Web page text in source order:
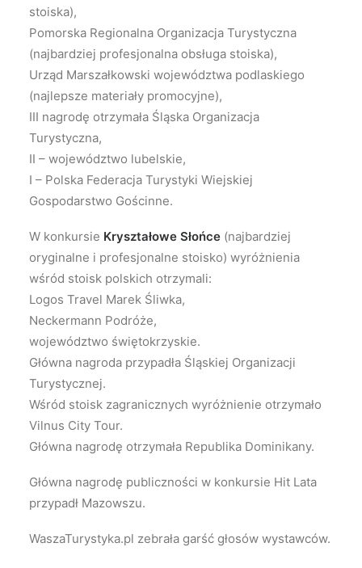
stoiska),
Pomorska Regionalna Organizacja Turystyczna
(najbardziej profesjonalna obsługa stoiska),
Urząd Marszałkowski województwa podlaskiego
(najlepsze materiały promocyjne),
III nagrodę otrzymała Śląska Organizacja
Turystyczna,
II – województwo lubelskie,
I – Polska Federacja Turystyki Wiejskiej
Gospodarstwo Gościnne.
W konkursie Kryształowe Słońce (najbardziej
oryginalne i profesjonalne stoisko) wyróżnienia
wśród stoisk polskich otrzymali:
Logos Travel Marek Śliwka,
Neckermann Podróże,
województwo świętokrzyskie.
Główna nagroda przypadła Śląskiej Organizacji
Turystycznej.
Wśród stoisk zagranicznych wyróżnienie otrzymało
Vilnus City Tour.
Główna nagrodę otrzymała Republika Dominikany.
Główna nagrodę publiczności w konkursie Hit Lata
przypadł Mazowszu.
WaszaTurystyka.pl zebrała garść głosów wystawców.